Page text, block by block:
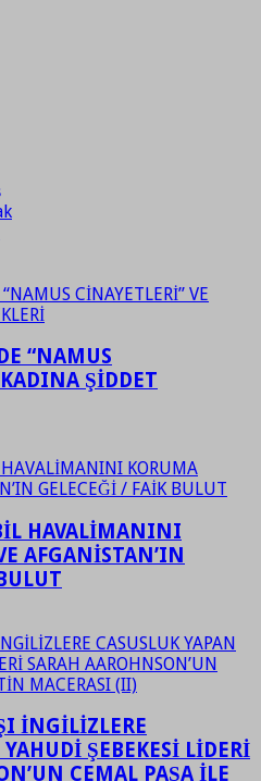
“NAMUS
ŞİDDET
HAVALİMANINI
AFGANİSTAN’IN
İNGİLİZLERE
ŞEBEKESİ LİDERİ
CEMAL PAŞA İLE